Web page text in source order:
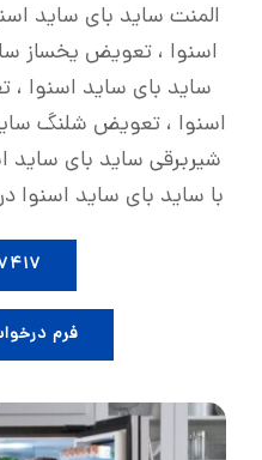
المنت ساید بای ساید
اسنوا ، تعویض یخساز
ساید بای ساید اسنوا
اسنوا ، تعویض شلنگ
شیربرقی ساید بای ساید
با ساید بای ساید اسنوا
فرم